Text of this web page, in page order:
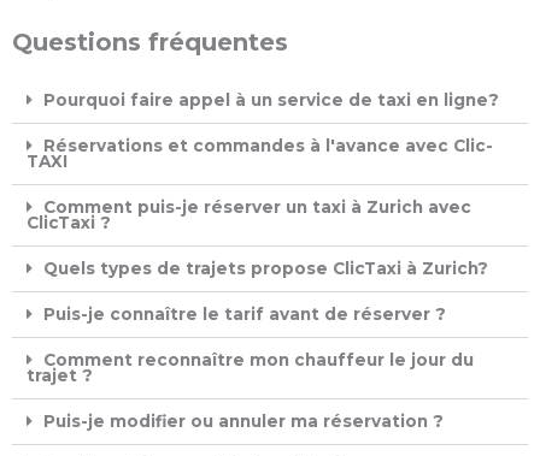
Questions fréquentes
Pourquoi faire appel à un service de taxi en ligne?
Réservations et commandes à l'avance avec Clic-
TAXI ​
Comment puis-je réserver un taxi à Zurich avec
ClicTaxi ?
Quels types de trajets propose ClicTaxi à Zurich?
Puis-je connaître le tarif avant de réserver ?
Comment reconnaître mon chauffeur le jour du
trajet ?
Puis-je modifier ou annuler ma réservation ?